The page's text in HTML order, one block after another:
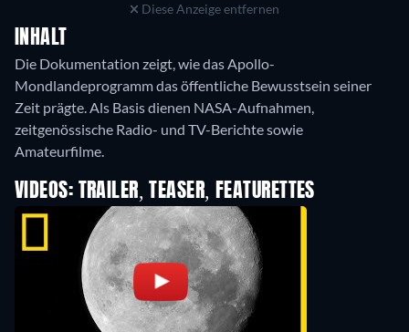
Diese Anzeige entfernen
INHALT
Die Dokumentation zeigt, wie das Apollo-
Mondlandeprogramm das öffentliche Bewusstsein seiner
Zeit prägte. Als Basis dienen NASA-Aufnahmen,
zeitgenössische Radio- und TV-Berichte sowie
Amateurfilme.
VIDEOS: TRAILER, TEASER, FEATURETTES